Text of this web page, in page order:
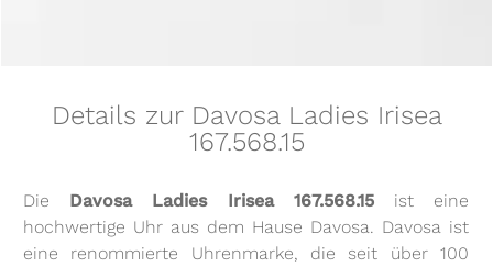
Details zur Davosa Ladies Irisea
167.568.15
Die Davosa Ladies Irisea 167.568.15 ist eine
hochwertige Uhr aus dem Hause Davosa. Davosa ist
eine renommierte Uhrenmarke, die seit über 100